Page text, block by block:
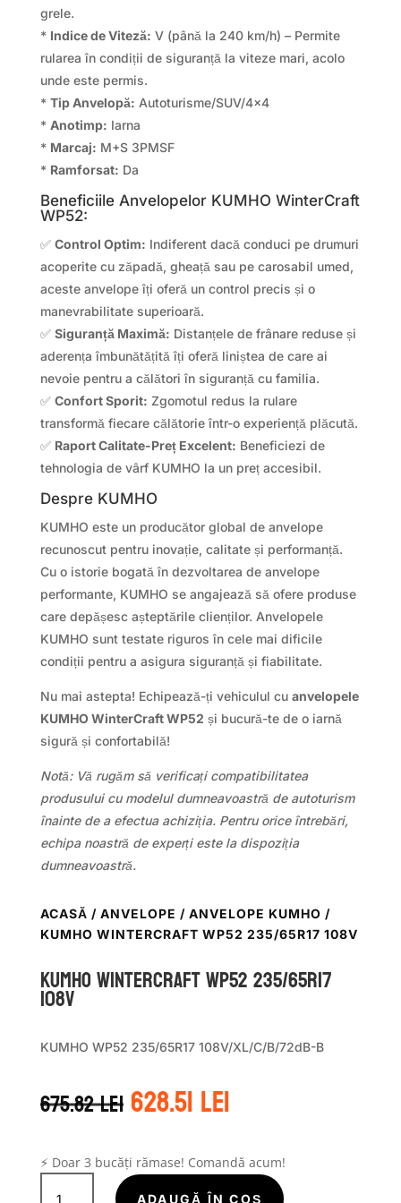
grele.
* Indice de Viteză: V (până la 240 km/h) – Permite
rularea în condiții de siguranță la viteze mari, acolo
unde este permis.
* Tip Anvelopă: Autoturisme/SUV/4×4
* Anotimp: Iarna
* Marcaj: M+S 3PMSF
* Ramforsat: Da
Beneficiile Anvelopelor KUMHO WinterCraft
WP52:
✅ Control Optim: Indiferent dacă conduci pe drumuri
acoperite cu zăpadă, gheață sau pe carosabil umed,
aceste anvelope îți oferă un control precis și o
manevrabilitate superioară.
✅ Siguranță Maximă: Distanțele de frânare reduse și
aderența îmbunătățită îți oferă liniștea de care ai
nevoie pentru a călători în siguranță cu familia.
✅ Confort Sporit: Zgomotul redus la rulare
transformă fiecare călătorie într-o experiență plăcută.
✅ Raport Calitate-Preț Excelent: Beneficiezi de
tehnologia de vârf KUMHO la un preț accesibil.
Despre KUMHO
KUMHO este un producător global de anvelope
recunoscut pentru inovație, calitate și performanță.
Cu o istorie bogată în dezvoltarea de anvelope
performante, KUMHO se angajează să ofere produse
care depășesc așteptările clienților. Anvelopele
KUMHO sunt testate riguros în cele mai dificile
condiții pentru a asigura siguranță și fiabilitate.
Nu mai astepta! Echipează-ți vehiculul cu anvelopele
KUMHO WinterCraft WP52 și bucură-te de o iarnă
sigură și confortabilă!
Notă: Vă rugăm să verificați compatibilitatea
produsului cu modelul dumneavoastră de autoturism
înainte de a efectua achiziția. Pentru orice întrebări,
echipa noastră de experți este la dispoziția
dumneavoastră.
ACASĂ / ANVELOPE / ANVELOPE KUMHO /
KUMHO WINTERCRAFT WP52 235/65R17 108V
Kumho WINTERCRAFT WP52 235/65R17
108V
KUMHO WP52 235/65R17 108V/XL/C/B/72dB-B
675.82leiPrețul
inițial
fost:
675.82 lei.
628.51leiPrețul
curent
628.51 lei.
⚡ Doar 3 bucăți rămase! Comandă acum!
Cantitate
ADAUGĂ ÎN COȘ